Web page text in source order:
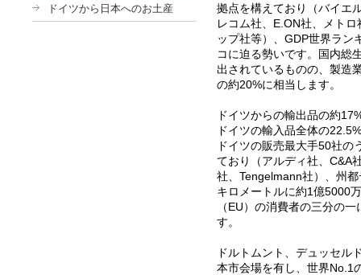
ドイツから日本へのお土産
拠点を構えており（バイエ
レコム社、 E.ON社、メトロ
ップ社等）、 GDP世界ラン
コに迫る勢いです。国内総
出されているものの、製造
の約20%に相当します。
ドイツからの輸出品の約
ドイツの輸入品全体の22.5%
ドイツの販売最大手50社の
ており（アルディ社、 C&A
社、 Tengelmann社）、州
キロメートルに約1億5000
（EU）の消費者の三分の
す。
ドルトムント、デュッセル
本市会場を有し、世界No.1